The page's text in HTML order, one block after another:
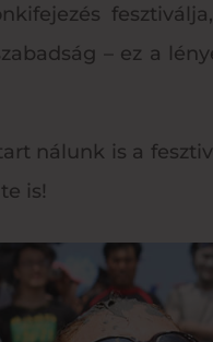
– ez a
nálunk is a
is!